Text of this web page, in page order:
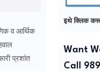
व आर्थिक
प्रशांत
इथे क्लिक
Want
Call